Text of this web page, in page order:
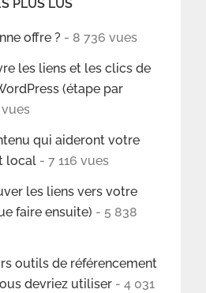
PLUS LUS
offre ? - 8 736 vues
les liens et les clics de
(étape par
qui aideront votre
local - 7 116 vues
les liens vers votre
faire ensuite) - 5 838
outils de référencement
devriez utiliser - 4 031